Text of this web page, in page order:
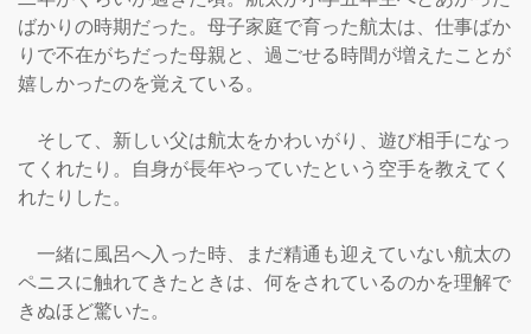
ばかりの時期だった。母子家庭で育った航太は、仕事ばか
りで不在がちだった母親と、過ごせる時間が増えたことが
嬉しかったのを覚えている。
そして、新しい父は航太をかわいがり、遊び相手になっ
てくれたり。自身が長年やっていたという空手を教えてく
れたりした。
一緒に風呂へ入った時、まだ精通も迎えていない航太の
ペニスに触れてきたときは、何をされているのかを理解で
きぬほど驚いた。